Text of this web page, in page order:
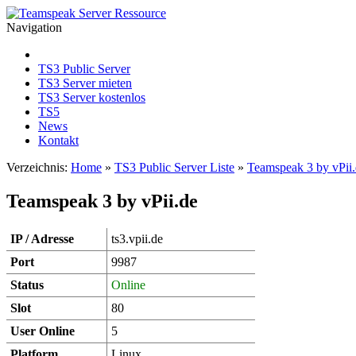
Navigation
TS3 Public Server
TS3 Server mieten
TS3 Server kostenlos
TS5
News
Kontakt
Verzeichnis: Home » TS3 Public Server Liste » Teamspeak 3 by
Teamspeak 3 by vPii.de
IP / Adresse
ts3.vpii.de
Port
9987
Status
Online
Slot
80
User Online
5